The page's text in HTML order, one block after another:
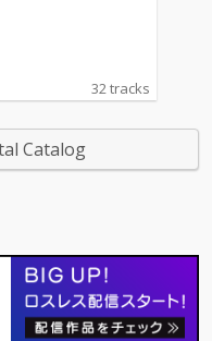
32 tracks
Catalog